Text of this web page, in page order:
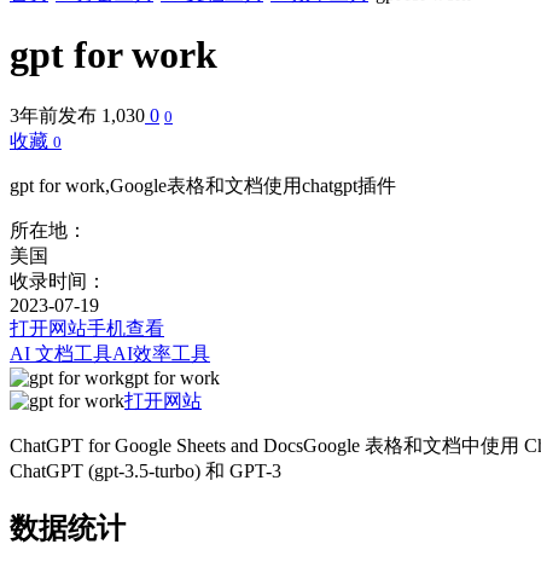
gpt for work
3年前发布 1,030 0 0
收藏 0
gpt for work,Google表格和文档使用chatgpt插件
所在地：
美国
收录时间：
2023-07-19
打开网站手机查看
AI 文档工具AI效率工具
gpt for work
打开网站
ChatGPT for Google Sheets and DocsGoogle 表格和文档中使用
ChatGPT (gpt-3.5-turbo) 和 GPT-3
数据统计